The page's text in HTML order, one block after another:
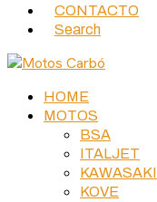
CONTACTO
Search
HOME
MOTOS
BSA
ITALJET
KAWASAKI
KOVE